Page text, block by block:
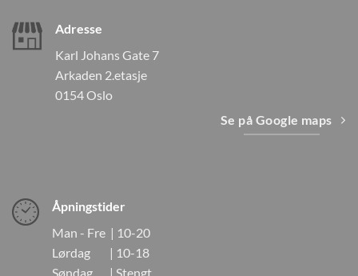
Adresse
Karl Johans Gate 7
Arkaden 2.etasje
0154 Oslo
Se på Google maps
Åpningstider
Man - Fre | 10-20
Lørdag | 10-18
Søndag | Stengt